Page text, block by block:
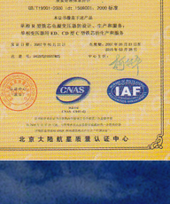
【2025/11/20】
钳型铁芯